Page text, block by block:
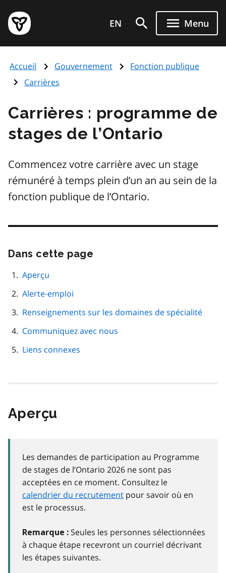
au
contenu
principal
Page
d'accueil
de
l'Ontario
EN Menu
Accueil Gouvernement
Fonction publique
Carrières
Carrières : programme de
stages de l’Ontario
Commencez votre carrière avec un stage
rémunéré à temps plein d’un an au sein de la
fonction publique de l’Ontario.
Dans cette page
Aperçu
Alerte-emploi
Renseignements sur les domaines de spécialité
Communiquez avec nous
Liens connexes
Aperçu
Les demandes de participation au Programme
de stages de l’Ontario 2026 ne sont pas
acceptées en ce moment. Consultez le
calendrier du recrutement pour savoir où en
est le processus.
Remarque : Seules les personnes sélectionnées
à chaque étape recevront un courriel décrivant
les étapes suivantes.